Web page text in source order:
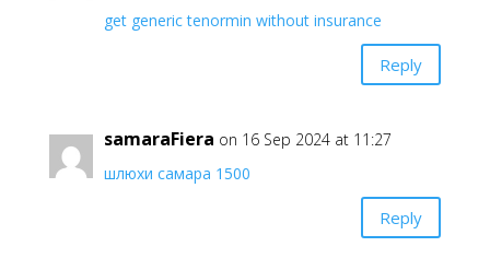
get generic tenormin without insurance
Reply
samaraFiera on 16 Sep 2024 at 11:27
шлюхи самара 1500
Reply